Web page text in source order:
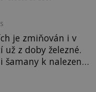
je zmiňován i v
z doby železné.
šamany k nalezení
Jak funguje a proč
což bylo